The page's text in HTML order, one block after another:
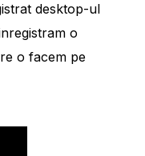
desktop-ul
o
o facem pe